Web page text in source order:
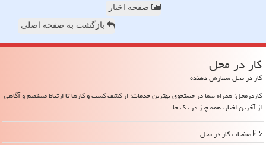
صفحه اخبار
بازگشت به صفحه اصلی
كار در محل
کار در محل سفارش دهنده
کاردرمحل: همراه شما در جستجوی بهترین خدمات؛ از کشف کسب و کارها تا ارتباط مستقیم و آگاهی
از آخرین اخبار، همه چیز در یک جا
صفحات كار در محل